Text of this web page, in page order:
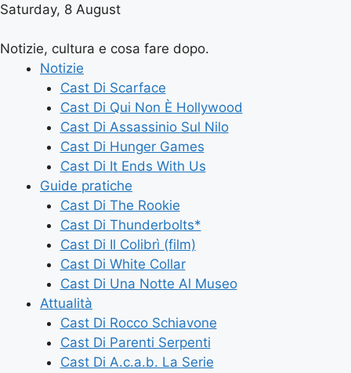
Saturday, 8 August
Notizie, cultura e cosa fare dopo.
Notizie
Cast Di Scarface
Cast Di Qui Non È Hollywood
Cast Di Assassinio Sul Nilo
Cast Di Hunger Games
Cast Di It Ends With Us
Guide pratiche
Cast Di The Rookie
Cast Di Thunderbolts*
Cast Di Il Colibrì (film)
Cast Di White Collar
Cast Di Una Notte Al Museo
Attualità
Cast Di Rocco Schiavone
Cast Di Parenti Serpenti
Cast Di A.c.a.b. La Serie